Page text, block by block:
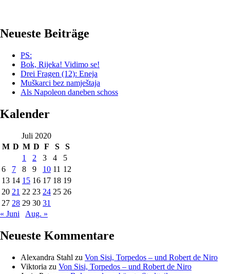
Neueste Beiträge
PS:
Bok, Rijeka! Vidimo se!
Drei Fragen (12): Eneja
Muškarci bez namještaja
Als Napoleon daneben schoss
Kalender
Juli 2020
M D M D F S
S
1
2 3 4
5
6
7 8 9 10 11 12
13 14 15 16 17 18 19
20 21 22 23 24 25 26
27 28 29 30 31
« Juni
Aug. »
Neueste Kommentare
Alexandra Stahl zu Von Sisi, Torpedos – und Robert de Niro
Viktoria zu Von Sisi, Torpedos – und Robert de Niro